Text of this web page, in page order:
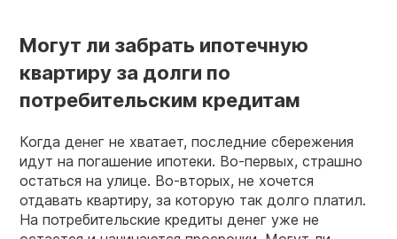
Могут ли забрать ипотечную
квартиру за долги по
потребительским кредитам
Когда денег не хватает, последние сбережения
идут на погашение ипотеки. Во-первых, страшно
остаться на улице. Во-вторых, не хочется
отдавать квартиру, за которую так долго платил.
На потребительские кредиты денег уже не